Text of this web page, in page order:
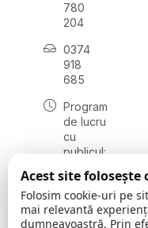
780
204
0374
918
685
Program
de lucru
cu
publicul:
08:00 -
16:30
, vineri:
Acest site folosește
Folosim cookie-uri pe
mai relevantă
dumneavoastră. Prin